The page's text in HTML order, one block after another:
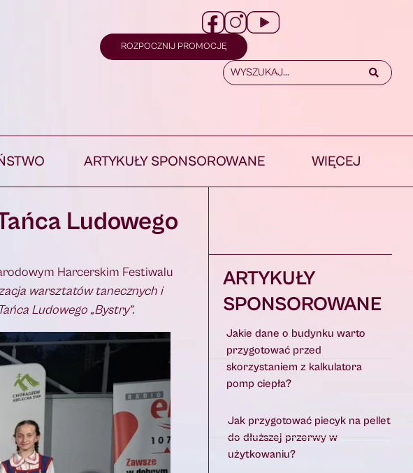
ROZPOCZNIJ PROMOCJĘ
ARTYKUŁY SPONSOROWANE WIĘCEJ
Ludowego
Harcerskim Festiwalu
warsztatów tanecznych i
Ludowego „Bystry”.
ARTYKUŁY
SPONSOROWANE
Jakie dane o budynku warto
przygotować przed
skorzystaniem z kalkulatora
pomp ciepła?
Jak przygotować piecyk na pellet
do dłuższej przerwy w
użytkowaniu?